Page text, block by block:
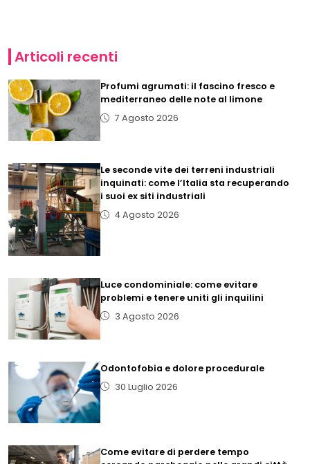
Articoli recenti
Profumi agrumati: il fascino fresco e
mediterraneo delle note al limone
7 Agosto 2026
Le seconde vite dei terreni industriali
inquinati: come l’Italia sta recuperando
i suoi ex siti industriali
4 Agosto 2026
Luce condominiale: come evitare
problemi e tenere uniti gli inquilini
3 Agosto 2026
Odontofobia e dolore procedurale
30 Luglio 2026
Come evitare di perdere tempo